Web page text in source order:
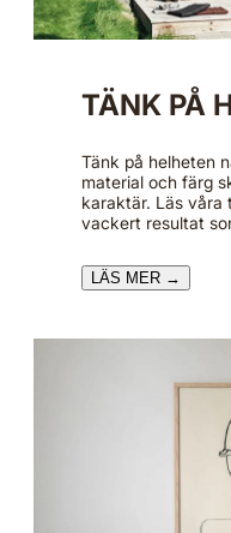
TÄNK PÅ
Tänk på helheten
material och färg
karaktär. Läs våra
vackert resultat
LÄS MER →